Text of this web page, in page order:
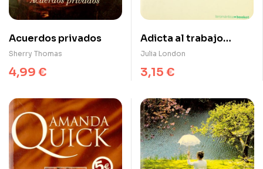
Acuerdos privados
Sherry Thomas
4,99 €
Adicta al trabajo
(Hermanas Lear I)
Julia London
3,15 €